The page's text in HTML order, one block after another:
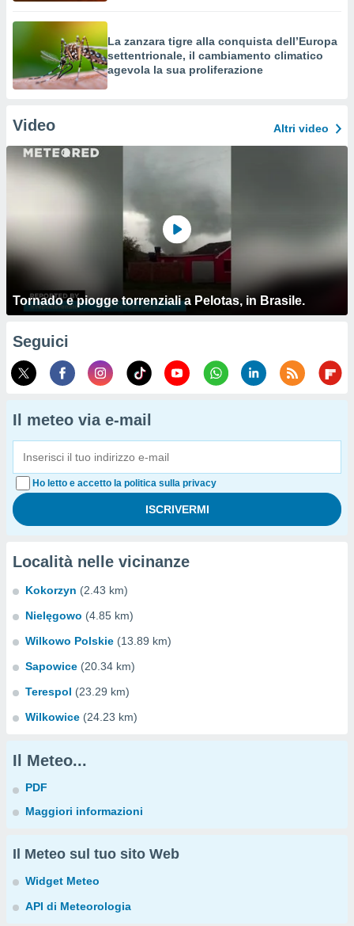
La zanzara tigre alla conquista dell’Europa
settentrionale, il cambiamento climatico
agevola la sua proliferazione
Video Altri video
Tornado e piogge torrenziali a Pelotas, in Brasile.
Seguici
Il meteo via e-mail
Ho letto e accetto la politica sulla privacy
Località nelle vicinanze
Kokorzyn (2.43 km)
Nielęgowo (4.85 km)
Wilkowo Polskie (13.89 km)
Sapowice (20.34 km)
Terespol (23.29 km)
Wilkowice (24.23 km)
Il Meteo...
PDF
Maggiori informazioni
Il Meteo sul tuo sito Web
Widget Meteo
API di Meteorologia